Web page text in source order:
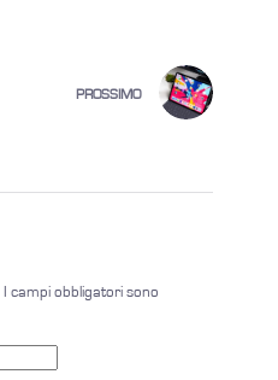
PROSSIMO
I campi obbligatori sono